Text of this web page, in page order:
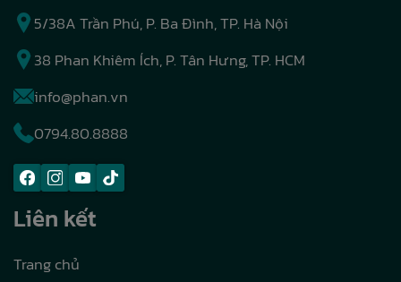
5/38A Trần Phú, P. Ba Đình, TP. Hà Nội
38 Phan Khiêm Ích, P. Tân Hưng, TP. HCM
info@phan.vn
0794.80.8888
Liên kết
Trang chủ